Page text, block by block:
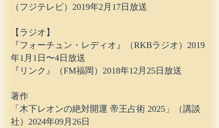
（フジテレビ）2019年2月17日放送
【ラジオ】
『フォーチュン・レディオ』（RKBラジオ）2019
年1月1日〜4日放送
『リンク』（FM福岡）2018年12月25日放送
著作
「木下レオンの絶対開運 帝王占術 2025」（講談
社）2024年09月26日